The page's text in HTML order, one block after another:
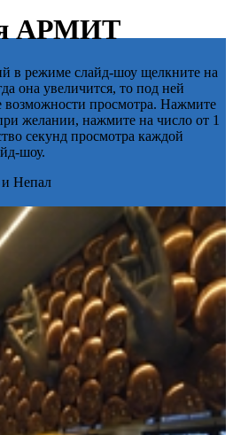
АРМИТ
в режиме слайд-шоу щелкните на
она увеличится, то под ней
возможности просмотра. Нажмите
желании, нажмите на число от 1
секунд просмотра каждой
шоу.
Непал